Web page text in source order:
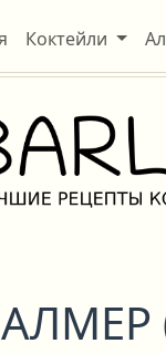
Коктейли